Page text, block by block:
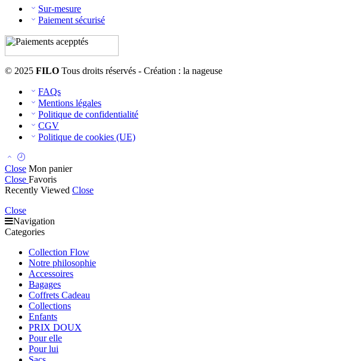
Sur-mesure
Paiement sécurisé
© 2025 FILO Tous droits réservés - Création : la nageuse
FAQs
Mentions légales
Politique de confidentialité
CGV
Politique de cookies (UE)
Close Mon panier
Close Favoris
Recently Viewed Close
Close
Navigation
Categories
Collection Flow
Notre philosophie
Accessoires
Bagages
Coffrets Cadeau
Collections
Enfants
PRIX DOUX
Pour elle
Pour lui